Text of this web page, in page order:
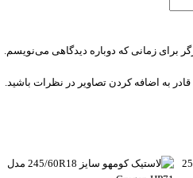
برای زمانی که دوباره دیدگاهی می‌نویسم.
به اضافه کردن تصاویر در نظرات باشید.
-6%